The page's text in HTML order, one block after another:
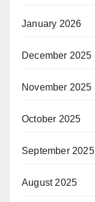
January 2026
December 2025
November 2025
October 2025
September 2025
August 2025